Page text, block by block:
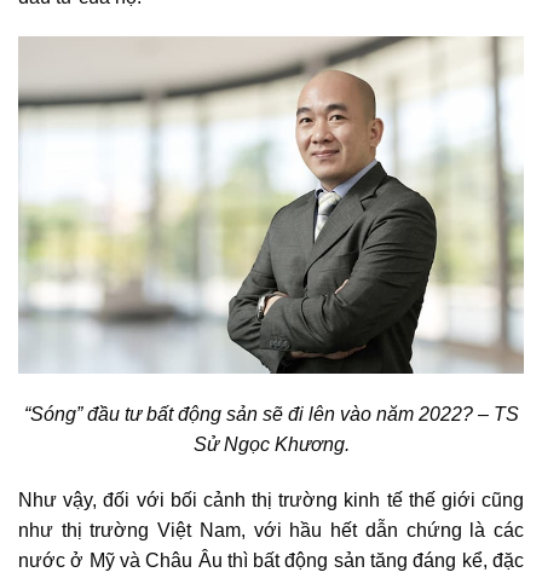
“Sóng” đầu tư bất động sản sẽ đi lên vào năm 2022? – TS
Sử Ngọc Khương.
Như vậy, đối với bối cảnh thị trường kinh tế thế giới cũng
như thị trường Việt Nam, với hầu hết dẫn chứng là các
nước ở Mỹ và Châu Âu thì bất động sản tăng đáng kể, đặc